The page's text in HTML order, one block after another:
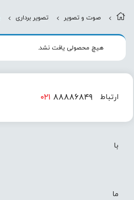
صوت و تصویر تصویر برداری
هیچ محصولی یافت نشد.
ارتباط
با
ما
۰۲۱ ۸۸۸۸۶۸۴۹